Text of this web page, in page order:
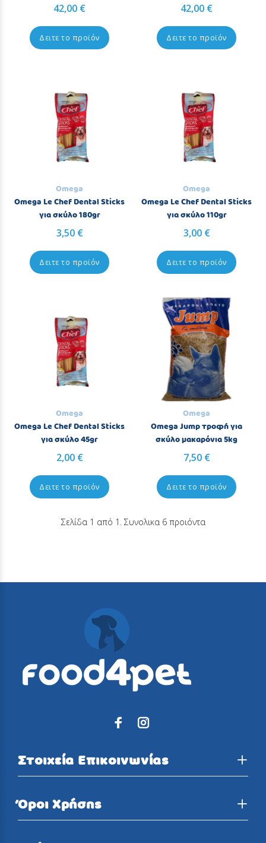
42,00 €
Δειτε το προϊόν
42,00 €
Δειτε το προϊόν
Omega
Omega Le Chef Dental Sticks
για σκύλο 180gr
3,50 €
Δειτε το προϊόν
Omega
Omega Le Chef Dental Sticks
για σκύλο 110gr
3,00 €
Δειτε το προϊόν
Omega
Omega Le Chef Dental Sticks
για σκύλο 45gr
2,00 €
Δειτε το προϊόν
Omega
Omega Jump τροφή για
σκύλο μακαρόνια 5kg
7,50 €
Δειτε το προϊόν
Σελίδα 1 από 1. Συνολικα 6 προιόντα
Στοιχεία Επικοινωνίας
Όροι Χρήσης